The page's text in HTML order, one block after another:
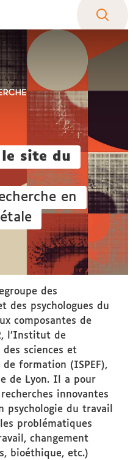
le site du
en
des
des psychologues du
composantes de
l’Institut de
sciences et
formation (ISPEF),
de Lyon. Il a pour
innovantes
psychologie du travail
problématiques
changement
bioéthique, etc.)